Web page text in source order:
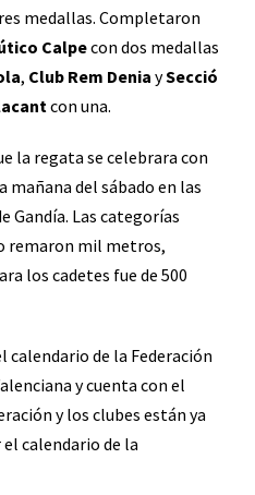
medallas. Completaron
Calpecon dos medallas
, Club Rem Denia ySecció
con una.
la regata se celebrara con
del sábado en las
Gandía. Las categorías
remaron mil metros,
los cadetes fue de 500
de la Federación
y cuenta con el
y los clubes están ya
calendario de la